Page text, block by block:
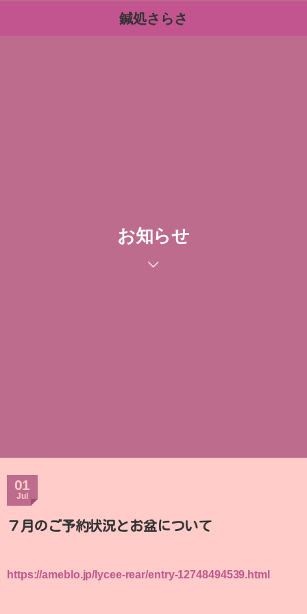
鍼処さらさ
お知らせ
01
Jul
７月のご予約状況とお盆について
https://ameblo.jp/lycee-rear/entry-12748494539.html